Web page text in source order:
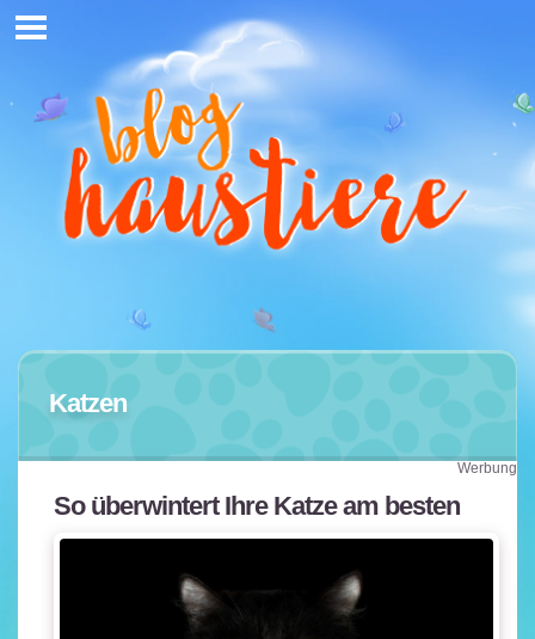
Katzen
So überwintert Ihre Katze am besten
Werbung